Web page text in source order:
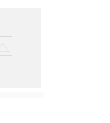
de notas que